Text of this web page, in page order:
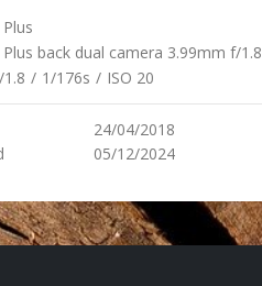
back dual camera 3.99mm f/1.8
1.8 / 1/176s / ISO 20
24/04/2018
05/12/2024